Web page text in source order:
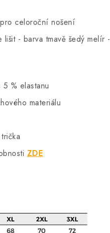
celoroční nošení
- barva tmavě šedý melír -
% elastanu
materiálu
ZDE